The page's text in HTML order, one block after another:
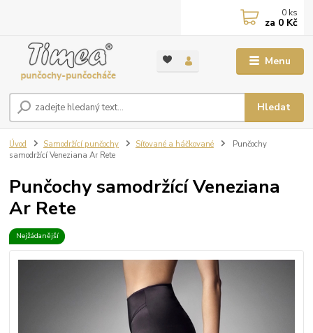
Menu
Hledat
0 ks
za 0 Kč
Úvod Samodržící punčochy Síťované a háčkované
Punčochy
samodržící Veneziana Ar Rete
Punčochy samodržící Veneziana
Ar Rete
Nejžádanější